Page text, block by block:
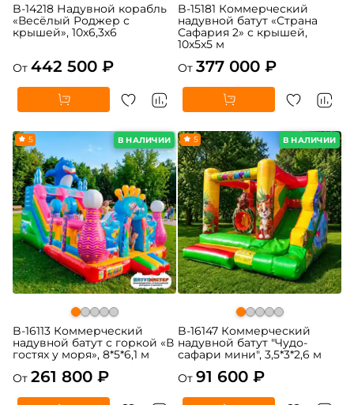
B-14218 Надувной корабль
«Весёлый Роджер с
крышей», 10х6,3х6
От 442 500 ₽
B-15181 Коммерческий
надувной батут «Страна
Сафария 2» с крышей,
10x5x5 м
От 377 000 ₽
В НАЛИЧИИ
5
B-16113 Коммерческий
надувной батут с горкой «В
гостях у моря», 8*5*6,1 м
От 261 800 ₽
В НАЛИЧИИ
5
B-16147 Коммерческий
надувной батут "Чудо-
сафари мини", 3,5*3*2,6 м
От 91 600 ₽